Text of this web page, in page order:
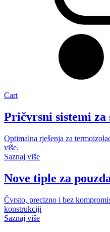
Cart
Pričvrsni sistemi za
Optimalna rješenja za
više.
Saznaj više
Nove tiple za
Čvrsto, precizno i bez
konstrukciji
Saznaj više